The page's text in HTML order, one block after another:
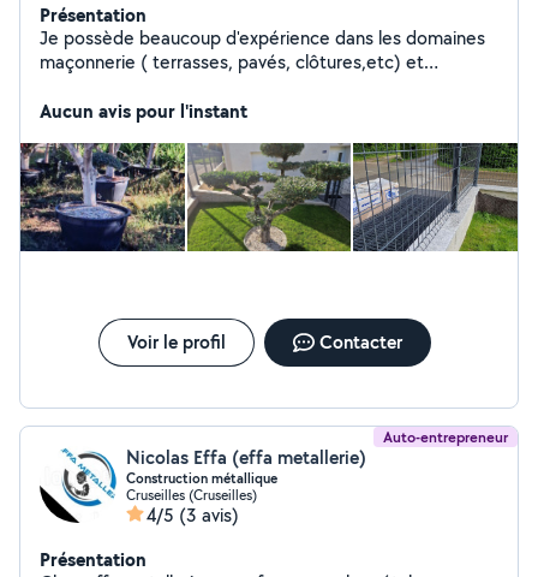
Présentation
Je possède beaucoup d'expérience dans les domaines
maçonnerie ( terrasses, pavés, clôtures,etc) et
Aucun avis pour l'instant
Voir le profil Contacter
Auto-entrepreneur
Nicolas Effa (effa metallerie)
Construction métallique
Cruseilles (Cruseilles)
4/5 (3 avis)
Présentation